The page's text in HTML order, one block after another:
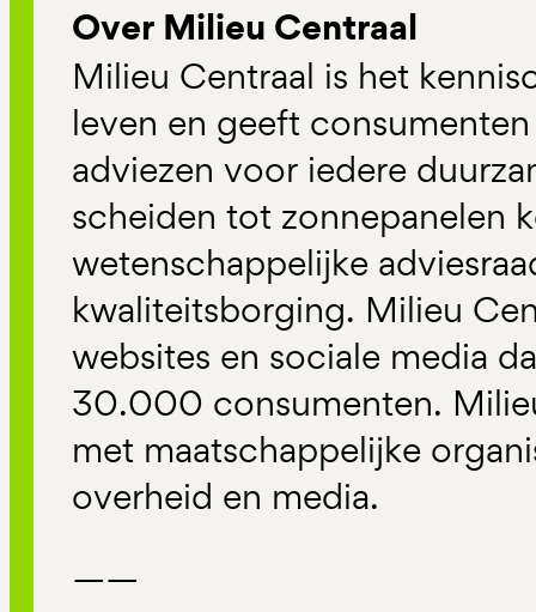
Over Milieu Centraal
Milieu Centraal is het
leven en geeft
adviezen voor iedere
scheiden tot zonnepanelen
wetenschappelijke
kwaliteitsborging. Milieu
websites en sociale media
30.000 consumenten.
met maatschappelijke
overheid en media.
——